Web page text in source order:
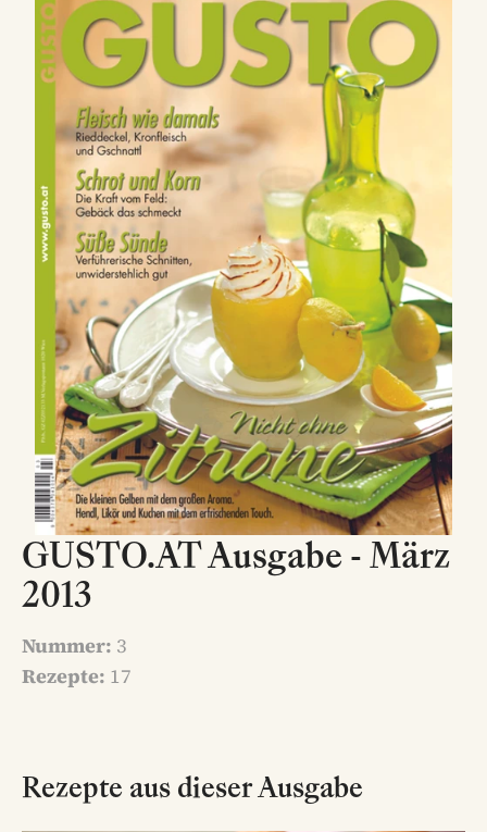
GUSTO.AT Ausgabe - März
2013
Nummer: 3
Rezepte: 17
Rezepte aus dieser Ausgabe